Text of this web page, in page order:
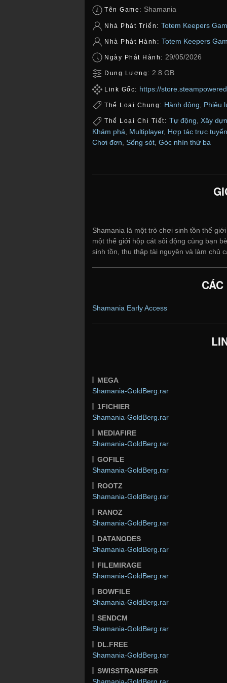
Tên Game: Shamania
Nhà Phát Triển: Totem Keepers
Nhà Phát Hành: Totem Keepers
Ngày Phát Hành: 29/05/2026
Dung Lượng: 2.8 GB
Link Gốc: https://
Thể Loại Chung: Hành động Phiêu
Thể Loại Chi Tiết: Tự động, Xây
Khám phá
Multiplayer, Hợp tác trực tuyến
Chơi đơn Sống sót Góc nhìn thứ ba
Shamania là một trò chơi sinh tồn thế
một thế giới hộp cát sôi động cùng bạn
sinh tồn, thu thập tài nguyên và làm chủ
Shamania Early Access
MEGA
Shamania-GoldBerg.rar
1FICHIER
Shamania-GoldBerg.rar
MEDIAFIRE
Shamania-GoldBerg.rar
GOFILE
Shamania-GoldBerg.rar
ROOTZ
Shamania-GoldBerg.rar
RANOZ
Shamania-GoldBerg.rar
DATANODES
Shamania-GoldBerg.rar
FILEMIRAGE
Shamania-GoldBerg.rar
BOWFILE
Shamania-GoldBerg.rar
SENDCM
Shamania-GoldBerg.rar
DL.FREE
Shamania-GoldBerg.rar
SWISSTRANSFER
Shamania-GoldBerg.rar